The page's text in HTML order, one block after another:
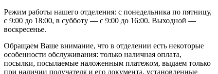
Режим работы нашего отделения: с понедельника по пятницу,
с 9:00 до 18:00, в субботу — с 9:00 до 16:00. Выходной —
воскресенье.
Обращаем Ваше внимание, что в отделении есть некоторые
особенности обслуживания: только наличная оплата,
посылки, посылаемые наложенным платежом, выдаем только
при наличии получателя и его документа, установленные